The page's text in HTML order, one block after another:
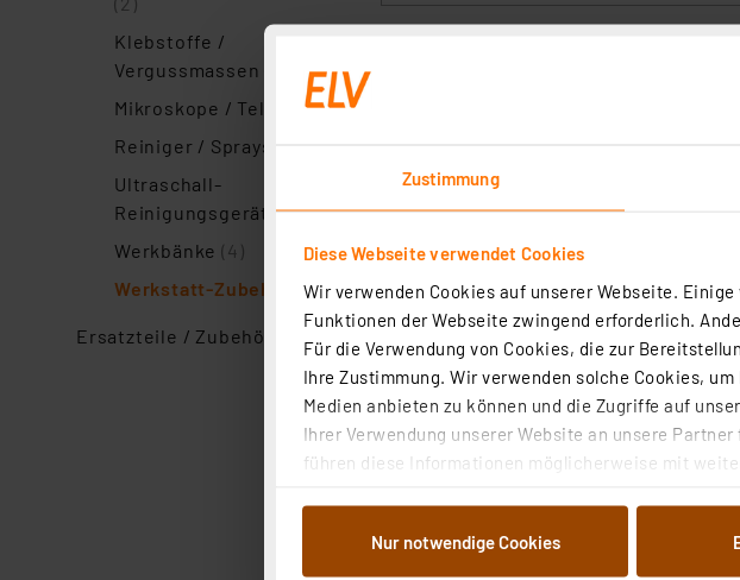
Zustimmung
Diese Webseite verwendet Cookies
Wir verwenden Cookies auf unserer Webseite.
Funktionen der Webseite zwingend erforderlich.
Für die Verwendung von Cookies, die zur
Ihre Zustimmung. Wir verwenden solche Cookies,
Medien anbieten zu können und die Zugriffe auf
Ihrer Verwendung unserer Website an unsere
führen diese Informationen möglicherweise mit
Weiterverarbeitung für die nachfolgend
Abs.1a DSG-VO) zu. Eine detaillierte Auflistung der
Nur notwendige Cookies
Klebstoffe /
Vergussmassen
Mikroskope / Teleskope(2)
Reiniger / Sprays
Ultraschall-
Reinigungsgeräte(3)
Werkbänke(4)
Werkstatt-Zubehör
(3)
Ersatzteile / Zubehör
OBO
Artikel-
für die
an